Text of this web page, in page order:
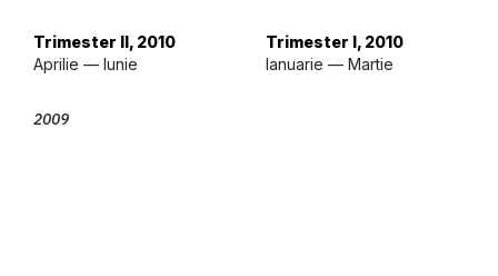
Trimester II, 2010
Aprilie — Iunie
Trimester I, 2010
Ianuarie — Martie
2009